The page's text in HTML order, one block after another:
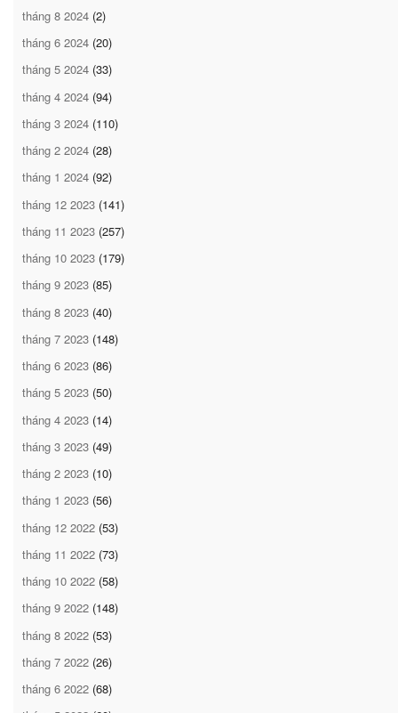
tháng 8 2024 (2)
tháng 6 2024 (20)
tháng 5 2024 (33)
tháng 4 2024 (94)
tháng 3 2024 (110)
tháng 2 2024 (28)
tháng 1 2024 (92)
tháng 12 2023 (141)
tháng 11 2023 (257)
tháng 10 2023 (179)
tháng 9 2023 (85)
tháng 8 2023 (40)
tháng 7 2023 (148)
tháng 6 2023 (86)
tháng 5 2023 (50)
tháng 4 2023 (14)
tháng 3 2023 (49)
tháng 2 2023 (10)
tháng 1 2023 (56)
tháng 12 2022 (53)
tháng 11 2022 (73)
tháng 10 2022 (58)
tháng 9 2022 (148)
tháng 8 2022 (53)
tháng 7 2022 (26)
tháng 6 2022 (68)